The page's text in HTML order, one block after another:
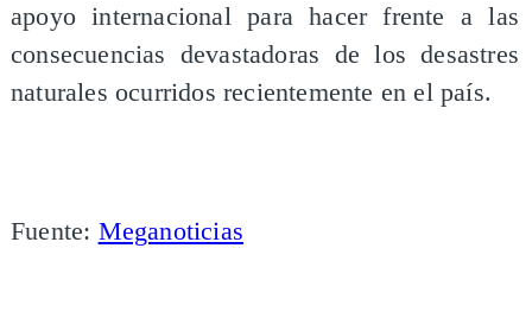
apoyo internacional para hacer frente a las
consecuencias devastadoras de los desastres
naturales ocurridos recientemente en el país.
Fuente: Meganoticias